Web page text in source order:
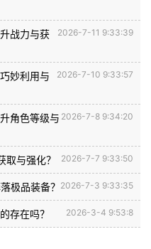
2026-7-11 9:33:39
战力与获
2026-7-10 9:33:57
妙利用与
2026-7-8 9:34:20
角色等级与
2026-7-7 9:33:50
与强化？
2026-7-3 9:33:35
极品装备？
2026-3-4 9:53:8
存在吗？